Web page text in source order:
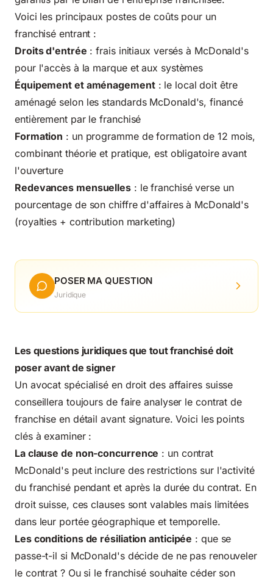
Voici les principaux postes de coûts pour un
franchisé entrant :
Droits d'entrée : frais initiaux versés à McDonald's
pour l'accès à la marque et aux systèmes
Équipement et aménagement: le local doit être
aménagé selon les standards McDonald's, financé
entièrement par le franchisé
Formation : un programme de formation de 12 mois,
combinant théorie et pratique, est obligatoire avant
l'ouverture
Redevances mensuelles: le franchisé verse un
pourcentage de son chiffre d'affaires à McDonald's
(royalties + contribution marketing)
POSER MA QUESTION
Juridique
Les questions juridiques que tout franchisé doit
poser avant de signer
Un avocat spécialisé en droit des affaires suisse
conseillera toujours de faire analyser le contrat de
franchise en détail avant signature. Voici les points
clés à examiner :
La clause de non-concurrence : un contrat
McDonald's peut inclure des restrictions sur l'activité
du franchisé pendant et après la durée du contrat. En
droit suisse, ces clauses sont valables mais limitées
dans leur portée géographique et temporelle.
Les conditions de résiliation anticipée : que se
passe-t-il si McDonald's décide de ne pas renouveler
le contrat ? Ou si le franchisé souhaite céder son